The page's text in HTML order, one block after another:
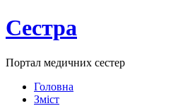
Сестра
Портал медичних сестер
Головна
Зміст